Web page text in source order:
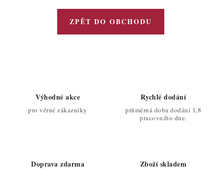
ZPĚT DO OBCHODU
Výhodné akce
pro věrné zákazníky
Rychlé dodání
průměrná doba dodání 1,8
pracovního dne.
Doprava zdarma Zboží skladem